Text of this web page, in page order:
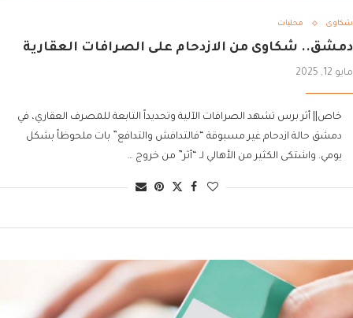
شكاوى محليات
دمشق.. شكاوى من الازدحام على الصرافات العقارية
مايو 12, 2025
خاص|| أثر برس تشهد الصرافات الآلية وتحديداً التابعة للمصرف العقاري، في
دمشق حالة ازدحام غير مسبوقة “فالتدافش والتدافع” بات ملحوظاً بشكل
يومي. واشتكى الكثير من الأهالي لـ “أثر” من خروج …